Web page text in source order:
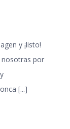
y ¡listo!
nosotras por
[...]